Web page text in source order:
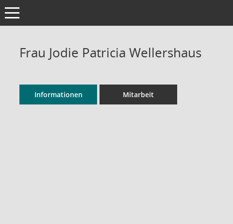
Toggle navigation
Frau Jodie Patricia Wellershaus
Informationen Mitarbeit